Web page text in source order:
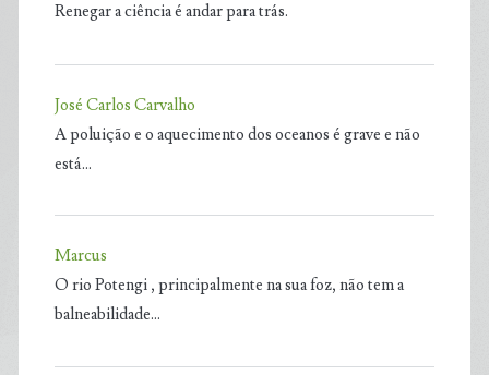
Renegar a ciência é andar para trás.
José Carlos Carvalho
A poluição e o aquecimento dos oceanos é grave e não
está…
Marcus
O rio Potengi , principalmente na sua foz, não tem a
balneabilidade…